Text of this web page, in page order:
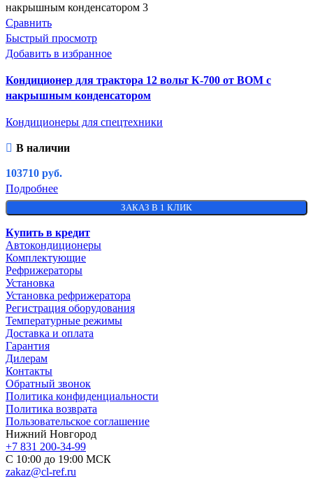
Сравнить
Быстрый просмотр
Добавить в избранное
Кондиционер для трактора 12 вольт К-700 от ВОМ с
накрышным конденсатором
Кондиционеры для спецтехники
В наличии
103710 руб.
Подробнее
ЗАКАЗ В 1 КЛИК
Купить в кредит
Автокондиционеры
Комплектующие
Рефрижераторы
Установка
Установка рефрижератора
Регистрация оборудования
Температурные режимы
Доставка и оплата
Гарантия
Дилерам
Контакты
Обратный звонок
Политика конфиденциальности
Политика возврата
Пользовательское соглашение
Нижний Новгород
+7 831 200-34-99
С 10:00 до 19:00 МСК
zakaz@cl-ref.ru